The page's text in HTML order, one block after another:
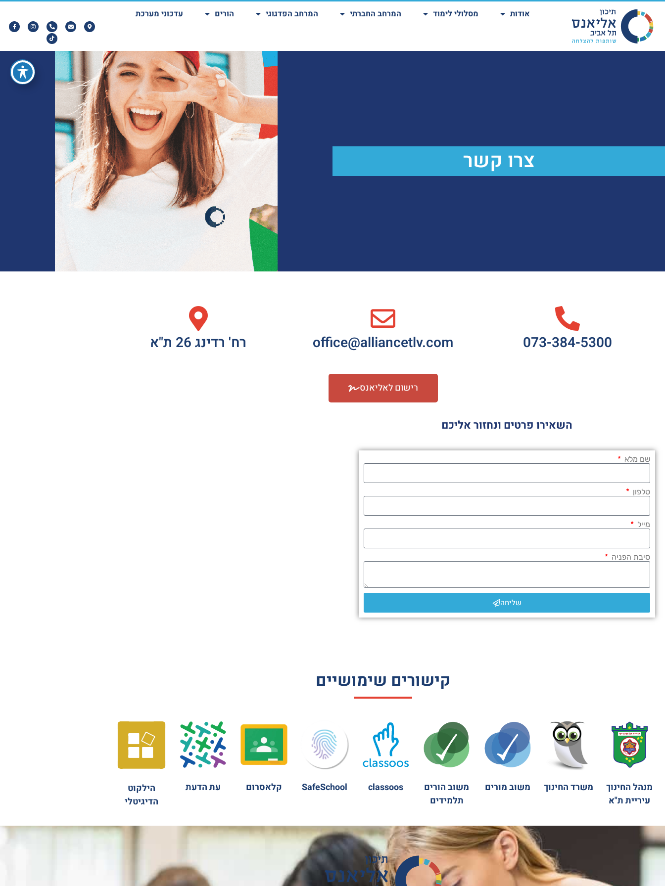
אודות מסלולי לימוד המרחב החברתי המרחב הפדגוגי הורים עדכוני מערכת
צרו קשר
073-384-5300
office@alliancetlv.com רח' רדינג 26 ת"א
רישום לאליאנס
השאירו פרטים ונחזור אליכם
שם מלא
טלפון
מייל
סיבת הפניה
שליחה
קישורים שימושיים
מנהל החינוך
עיריית ת"א
משרד החינוך משוב מורים
משוב הורים
תלמידים
classoos
SafeSchool קלאסרום עת הדעת
הילקוט
הדיגיטלי